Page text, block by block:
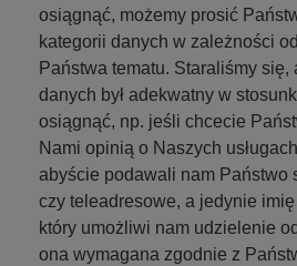
osiągnąć, możemy prosić
kategorii danych w zależności
Państwa tematu. Staraliśmy
danych był adekwatny w
osiągnąć, np. jeśli chcecie
Nami opinią o Naszych
abyście podawali nam Państwo
czy teleadresowe, a jedynie
który umożliwi nam udzielenie
ona wymagana zgodnie z